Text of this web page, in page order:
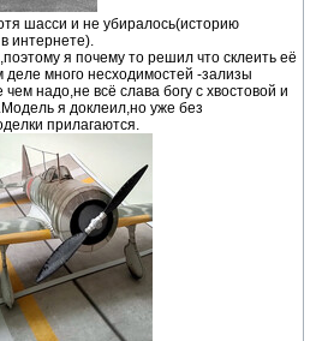
шасси и не убиралось(историю
интернете).
я почему то решил что склеить её
деле много несходимостей -зализы
надо,не всё слава богу с хвостовой и
я доклеил,но уже без
прилагаются.